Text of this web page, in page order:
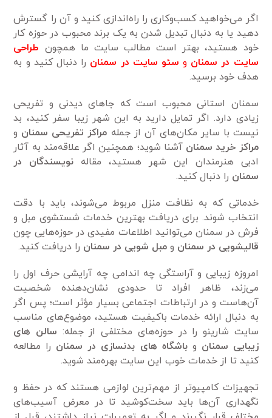
اگر می‌خواهید کسب‌وکاری را راه‌اندازی کنید و آن را گسترش
دهید یا به دنبال تبدیل شدن به یک برند محبوب در حوزه کار
خود هستید، بهتر است مطالب سایت ما همچون طراحی
سایت در سمنان و سئو سایت در سمنان را دنبال کنید و به
هدف خود برسید.
سمنان استانی محبوب است که جاهای دیدنی و تفریحی
زیادی دارد. اگر تمایل دارید به این شهر زیبا سفر کنید، بد
نیست با سایر مکان‌های آن از جمله مراکز تفریحی سمنان و
مراکز خرید سمنان آشنا شوید؛ همچنین اگر علاقه‌مند به آثار
ادبی هنرمندان این شهر هستید، مقاله نویسندگان در
سمنان را دنبال کنید.
خدماتی که به نظافت منزل مربوط می‌شوند، باید با دقت
انتخاب شوند. برای دریافت بهترین خدمات شستشوی مبل و
فرش در سمنان می‌توانید اطلاعات مفیدی در حوزه‌هایی چون
قالیشویی در سمنان ومبل شویی در سمنان را دریافت کنید.
امروزه زیبایی و آراستگی چه اندامی چه آرایشی حرف اول را
می‌زند، ظاهر افراد تا حدودی نشان‌دهنده شخصیت
آن‌هاست و در ارتباطات اجتماعی بسیار مؤثر است؛ پس اگر
به دنبال ارائه خدمات باکیفیت هستید، موضوع‌های مناسب
سایت شارینو را در حوزه‌های مختلفی از جمله: سالن های
زیبایی سمنان وباشگاه های بدنسازی در سمنان را مطالعه
کنید تا از خدمات خوب این سایت بهره‌مند شوید.
تجهیزات کامپیوتر از مهم‌ترین لوازمی هستند که در حفظ و
نگهداری آن‌ها باید سخت‌کوشید تا در معرض آسیب‌های